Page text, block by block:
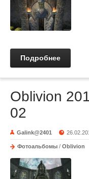
Подробнее
Oblivion
02
Galink@2401
Фотоальбомы / Oblivion